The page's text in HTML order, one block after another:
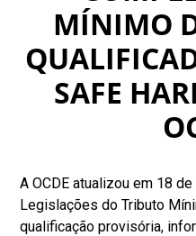
MÍNIMO
SAFE
A OCDE atualizou em 18
Legislações do Tributo
qualificação provisória,